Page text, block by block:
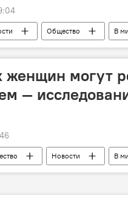
Общество В
могут
—
Новости В